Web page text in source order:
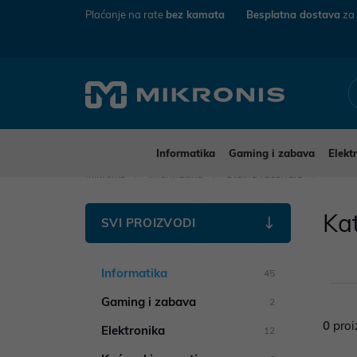
Plaćanje na rate bez kamata Besplatna dostava
Informatika Gaming i zabava
SVI PROIZVODI
Informatika 45
Gaming i zabava 2
Elektronika 12 0